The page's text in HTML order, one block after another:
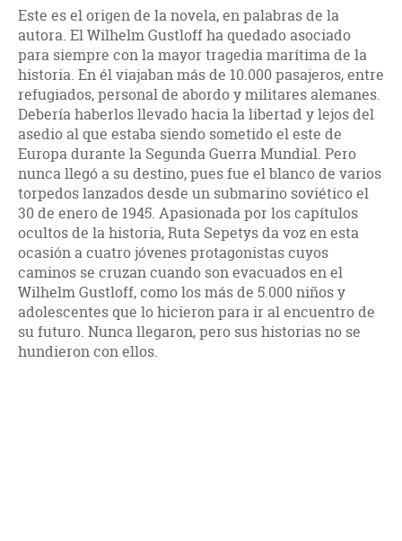
Este es el origen de la novela, en palabras de la
autora. El Wilhelm Gustloff ha quedado asociado
para siempre con la mayor tragedia marítima de la
historia. En él viajaban más de 10.000 pasajeros, entre
refugiados, personal de abordo y militares alemanes.
Debería haberlos llevado hacia la libertad y lejos del
asedio al que estaba siendo sometido el este de
Europa durante la Segunda Guerra Mundial. Pero
nunca llegó a su destino, pues fue el blanco de varios
torpedos lanzados desde un submarino soviético el
30 de enero de 1945. Apasionada por los capítulos
ocultos de la historia, Ruta Sepetys da voz en esta
ocasión a cuatro jóvenes protagonistas cuyos
caminos se cruzan cuando son evacuados en el
Wilhelm Gustloff, como los más de 5.000 niños y
adolescentes que lo hicieron para ir al encuentro de
su futuro. Nunca llegaron, pero sus historias no se
hundieron con ellos.